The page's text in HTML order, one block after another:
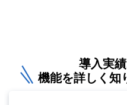
導入実
機能を詳しく知